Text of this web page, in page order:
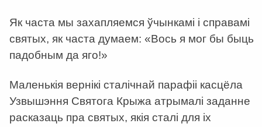
Як часта мы захапляемся ўчынкамі і справамі
святых, як часта думаем: «Вось я мог бы быць
падобным да яго!»
Маленькія вернікі сталічнай парафіі касцёла
Узвышэння Святога Крыжа атрымалі заданне
расказаць пра святых, якія сталі для іх